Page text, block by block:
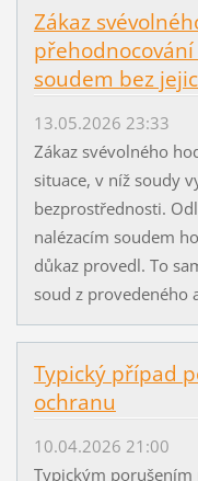
Zákaz
soudem bez
13.05.2026 23:33
Zákaz svévolného
situace, v níž soudy
bezprostřednosti.
nalézacím soudem
důkaz provedl. To
soud z provedeného
Typický případ
ochranu
10.04.2026 21:00
Typickým